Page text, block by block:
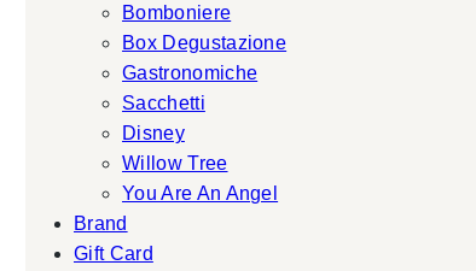
Bomboniere
Box Degustazione
Gastronomiche
Sacchetti
Disney
Willow Tree
You Are An Angel
Brand
Gift Card